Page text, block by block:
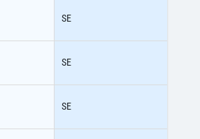
SE
SE
SE